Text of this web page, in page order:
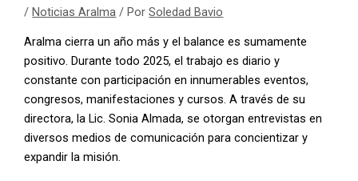
/Noticias Aralma / PorSoledad Bavio
Aralma cierra un año más y el balance es sumamente
positivo. Durante todo 2025, el trabajo es diario y
constante con participación en innumerables eventos,
congresos, manifestaciones y cursos. A través de su
directora, la Lic. Sonia Almada, se otorgan entrevistas en
diversos medios de comunicación para concientizar y
expandir la misión.